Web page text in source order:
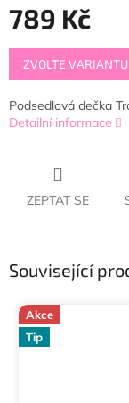
789 Kč
Měrná
cena:
ZVOLTE VARIANTU
Podsedlová dečka
Detailní informace
ZEPTAT SE
Související
Akce
Tip